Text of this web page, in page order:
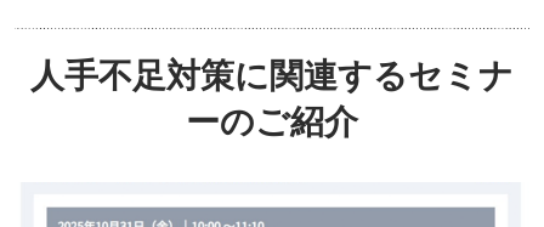
人手不足対策に関連するセミナ
ーのご紹介